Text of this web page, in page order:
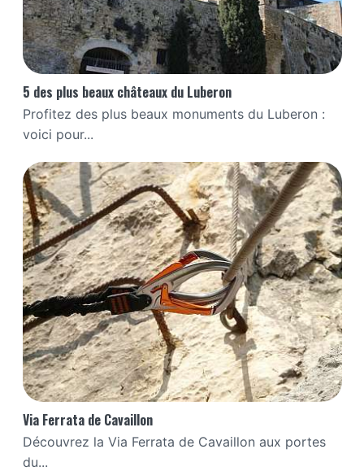
5 des plus beaux châteaux du Luberon
Profitez des plus beaux monuments du Luberon :
voici pour...
Via Ferrata de Cavaillon
Découvrez la Via Ferrata de Cavaillon aux portes
du...